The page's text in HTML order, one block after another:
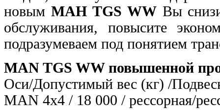
новым МАН TGS WW Вы
обслуживания, повысите
подразумеваем под понятием
MAN TGS WW повышенной
Оси/Допустимый вес (кг) /
MAN 4х4 / 18 000 / рессорная/